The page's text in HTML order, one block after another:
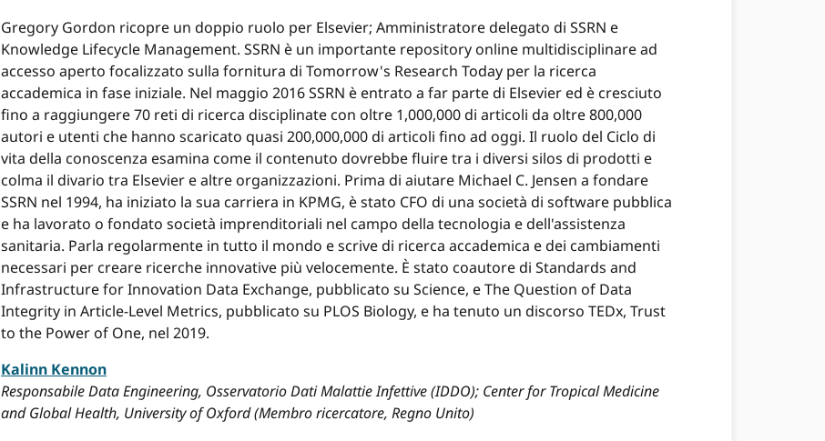
Gregory Gordon ricopre un doppio ruolo per Elsevier; Amministratore delegato di SSRN e
Knowledge Lifecycle Management. SSRN è un importante repository online multidisciplinare ad
accesso aperto focalizzato sulla fornitura di Tomorrow's Research Today per la ricerca
accademica in fase iniziale. Nel maggio 2016 SSRN è entrato a far parte di Elsevier ed è cresciuto
fino a raggiungere 70 reti di ricerca disciplinate con oltre 1,000,000 di articoli da oltre 800,000
autori e utenti che hanno scaricato quasi 200,000,000 di articoli fino ad oggi. Il ruolo del Ciclo di
vita della conoscenza esamina come il contenuto dovrebbe fluire tra i diversi silos di prodotti e
colma il divario tra Elsevier e altre organizzazioni. Prima di aiutare Michael C. Jensen a fondare
SSRN nel 1994, ha iniziato la sua carriera in KPMG, è stato CFO di una società di software pubblica
e ha lavorato o fondato società imprenditoriali nel campo della tecnologia e dell'assistenza
sanitaria. Parla regolarmente in tutto il mondo e scrive di ricerca accademica e dei cambiamenti
necessari per creare ricerche innovative più velocemente. È stato coautore di Standards and
Infrastructure for Innovation Data Exchange, pubblicato su Science, e The Question of Data
Integrity in Article-Level Metrics, pubblicato su PLOS Biology, e ha tenuto un discorso TEDx, Trust
to the Power of One, nel 2019.
Kalinn Kennon
Responsabile Data Engineering, Osservatorio Dati Malattie Infettive (IDDO); Center for Tropical Medicine
and Global Health, University of Oxford (Membro ricercatore, Regno Unito)